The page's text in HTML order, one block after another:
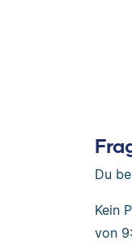
Du
Kein
von